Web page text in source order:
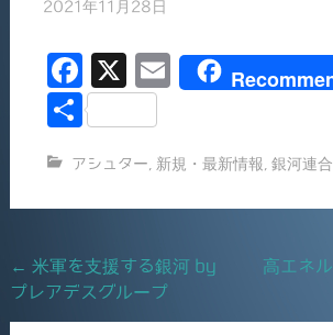
2021年11月28日
F
a
e
b
o
k
X
E
l
共
アシュター 新規・最新情報 銀河連合
Post
navigation
← 米軍を支援する銀河 by
プレアデスグループ
高エネ